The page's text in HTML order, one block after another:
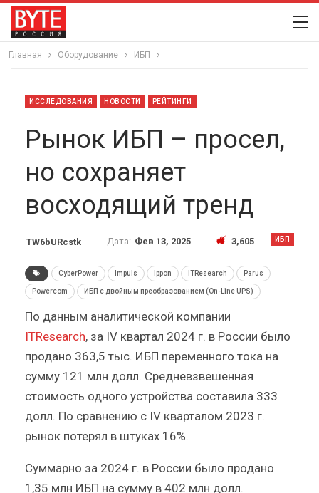
Главная Оборудование ИБП
ИССЛЕДОВАНИЯ НОВОСТИ РЕЙТИНГИ
Рынок ИБП – просел,
но сохраняет
восходящий тренд
ИБП
TW6bURcstk Дата: Фев 13, 2025 3,605
CyberPower Impuls Ippon ITResearch Parus
Powercom ИБП с двойным преобразованием (On-Line UPS)
По данным аналитической компании
ITResearch, за IV квартал 2024 г. в России было
продано 363,5 тыс. ИБП переменного тока на
сумму 121 млн долл. Средневзвешенная
стоимость одного устройства составила 333
долл. По сравнению с IV кварталом 2023 г.
рынок потерял в штуках 16%.
Суммарно за 2024 г. в России было продано
1,35 млн ИБП на сумму в 402 млн долл.